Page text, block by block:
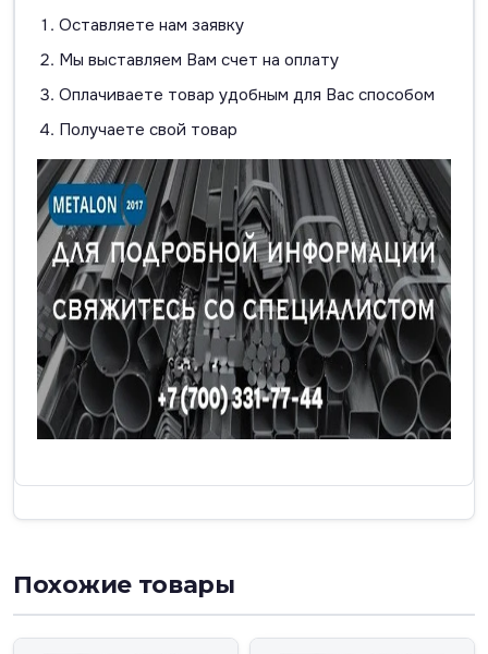
Оставляете нам заявку
Мы выставляем Вам счет на оплату
Оплачиваете товар удобным для Вас способом
Получаете свой товар
Похожие товары